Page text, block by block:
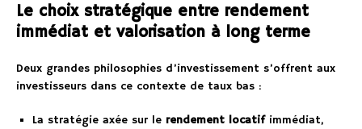
Le choix stratégique entre rendement
immédiat et valorisation à long terme
Deux grandes philosophies d’investissement s’offrent aux
investisseurs dans ce contexte de taux bas :
La stratégie axée sur le rendement locatifimmédiat,